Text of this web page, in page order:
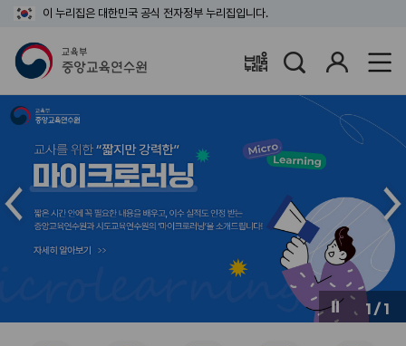
이 누리집은 대한민국 공식 전자정부 누리집입니다.
배움누리터
1 / 1
인
버
메
인
슬
라
드
다
음
버